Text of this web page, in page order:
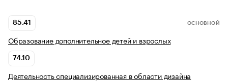
85.41 ОСНОВНОЙ
Образование дополнительное детей и взрослых
74.10
Деятельность специализированная в области дизайна